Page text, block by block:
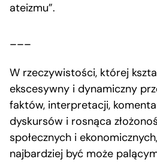
ateizmu”.
___
W rzeczywistości, której
ekscesywny i dynamiczny
faktów, interpretacji,
dyskursów i rosnąca
społecznych i
najbardziej być może